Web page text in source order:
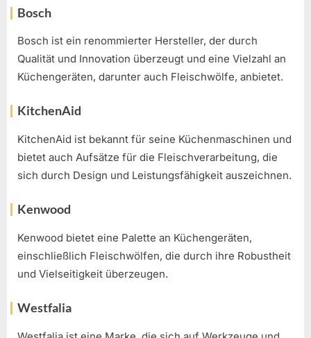
Bosch
Bosch ist ein renommierter Hersteller, der durch
Qualität und Innovation überzeugt und eine Vielzahl an
Küchengeräten, darunter auch Fleischwölfe, anbietet.
KitchenAid
KitchenAid ist bekannt für seine Küchenmaschinen und
bietet auch Aufsätze für die Fleischverarbeitung, die
sich durch Design und Leistungsfähigkeit auszeichnen.
Kenwood
Kenwood bietet eine Palette an Küchengeräten,
einschließlich Fleischwölfen, die durch ihre Robustheit
und Vielseitigkeit überzeugen.
Westfalia